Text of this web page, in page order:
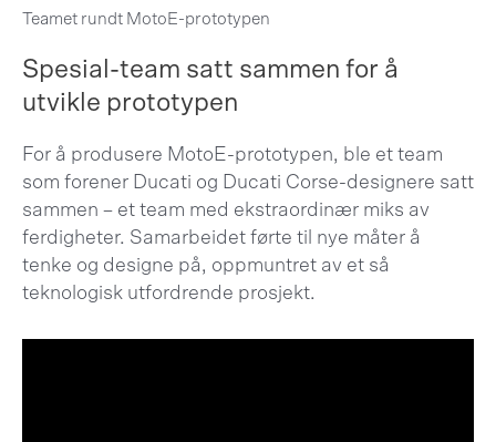
Teamet rundt MotoE-prototypen
Spesial-team satt sammen for å
utvikle prototypen
For å produsere MotoE-prototypen, ble et team
som forener Ducati og Ducati Corse-designere satt
sammen – et team med ekstraordinær miks av
ferdigheter. Samarbeidet førte til nye måter å
tenke og designe på, oppmuntret av et så
teknologisk utfordrende prosjekt.